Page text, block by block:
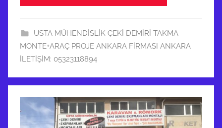
USTA MÜHENDİSLİK ÇEKİ DEMİRİ TAKMA
MONTE+ARAÇ PROJE ANKARA FİRMASI ANKARA
İLETİŞİM: 05323118894